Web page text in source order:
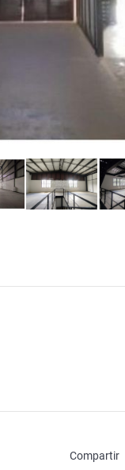
Compartir